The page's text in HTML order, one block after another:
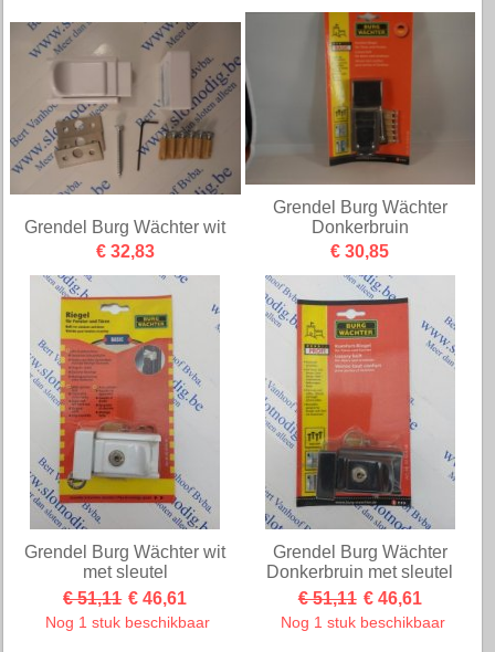
Grendel Burg Wächter wit
€ 32,83
Grendel Burg Wächter
Donkerbruin
€ 30,85
Grendel Burg Wächter wit
met sleutel
€ 51,11 € 46,61
Nog 1 stuk beschikbaar
Grendel Burg Wächter
Donkerbruin met sleutel
€ 51,11 € 46,61
Nog 1 stuk beschikbaar